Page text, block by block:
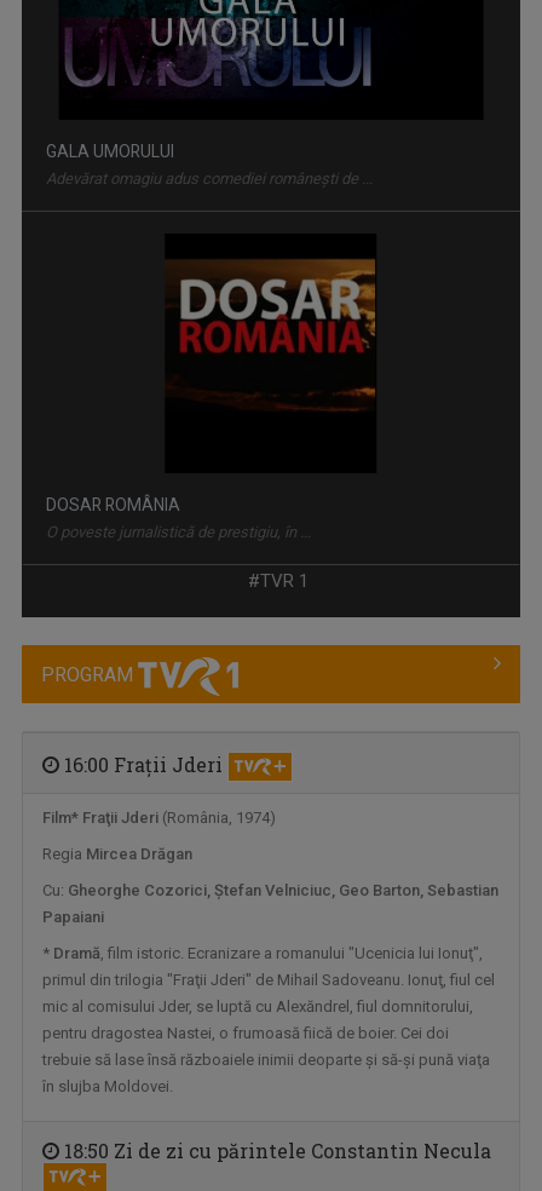
GALA UMORULUI
Adevărat omagiu adus comediei românești de ...
DOSAR ROMÂNIA
O poveste jurnalistică de prestigiu, în ...
AGROSTRATEGIA
Emisiunea vine în sprijinul fermierilor, dar ...
#TVR 1
PROGRAM
16:00 Fraţii Jderi
Film* Fraţii Jderi(România, 1974)
Regia Mircea Drăgan
Cu: Gheorghe Cozorici, Ştefan Velniciuc, Geo Barton, Sebastian
Papaiani
* Dramă, film istoric. Ecranizare a romanului "Ucenicia lui Ionuţ",
primul din trilogia "Fraţii Jderi" de Mihail Sadoveanu. Ionuţ, fiul cel
mic al comisului Jder, se luptă cu Alexăndrel, fiul domnitorului,
pentru dragostea Nastei, o frumoasă fiică de boier. Cei doi
trebuie să lase însă războaiele inimii deoparte şi să-şi pună viaţa
în slujba Moldovei.
18:50 Zi de zi cu părintele Constantin Necula